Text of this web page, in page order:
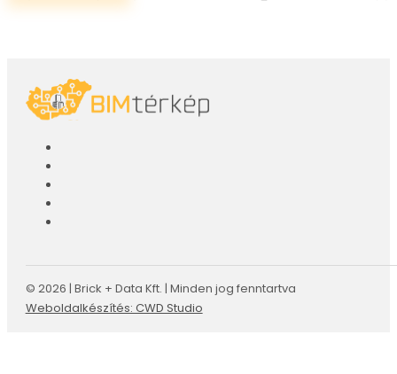
© 2026 | Brick + Data Kft. | Minden jog fenntartva
Weboldalkészítés: CWD Studio